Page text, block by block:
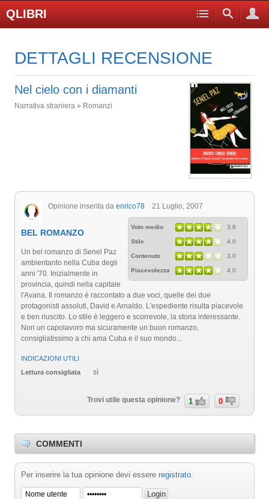
QLIBRI
DETTAGLI RECENSIONE
Nel cielo con i diamanti
Narrativa straniera » Romanzi
Opinione inserita da enrico78 21 Luglio, 2007
Voto medio 3.8
Stile 4.0
Contenuto 3.0
Piacevolezza 4.0
BEL ROMANZO
Un bel romanzo di Senel Paz
ambientanto nella Cuba degli
anni '70. Inizialmente in
provincia, quindi nella capitale
l'Avana. Il romanzo è raccontato a due voci, quelle dei due
protagonisti assoluti, David e Arnaldo. L'espediente risulta piacevole
e ben riuscito. Lo stile è leggero e scorrevole, la storia interessante.
Non un capolavoro ma sicuramente un buon romanzo,
consigliatissimo a chi ama Cuba e il suo mondo...
INDICAZIONI UTILI
Lettura consigliata
sì
Trovi utile questa opinione? 1 0
COMMENTI
Per inserire la tua opinione devi essere registrato.